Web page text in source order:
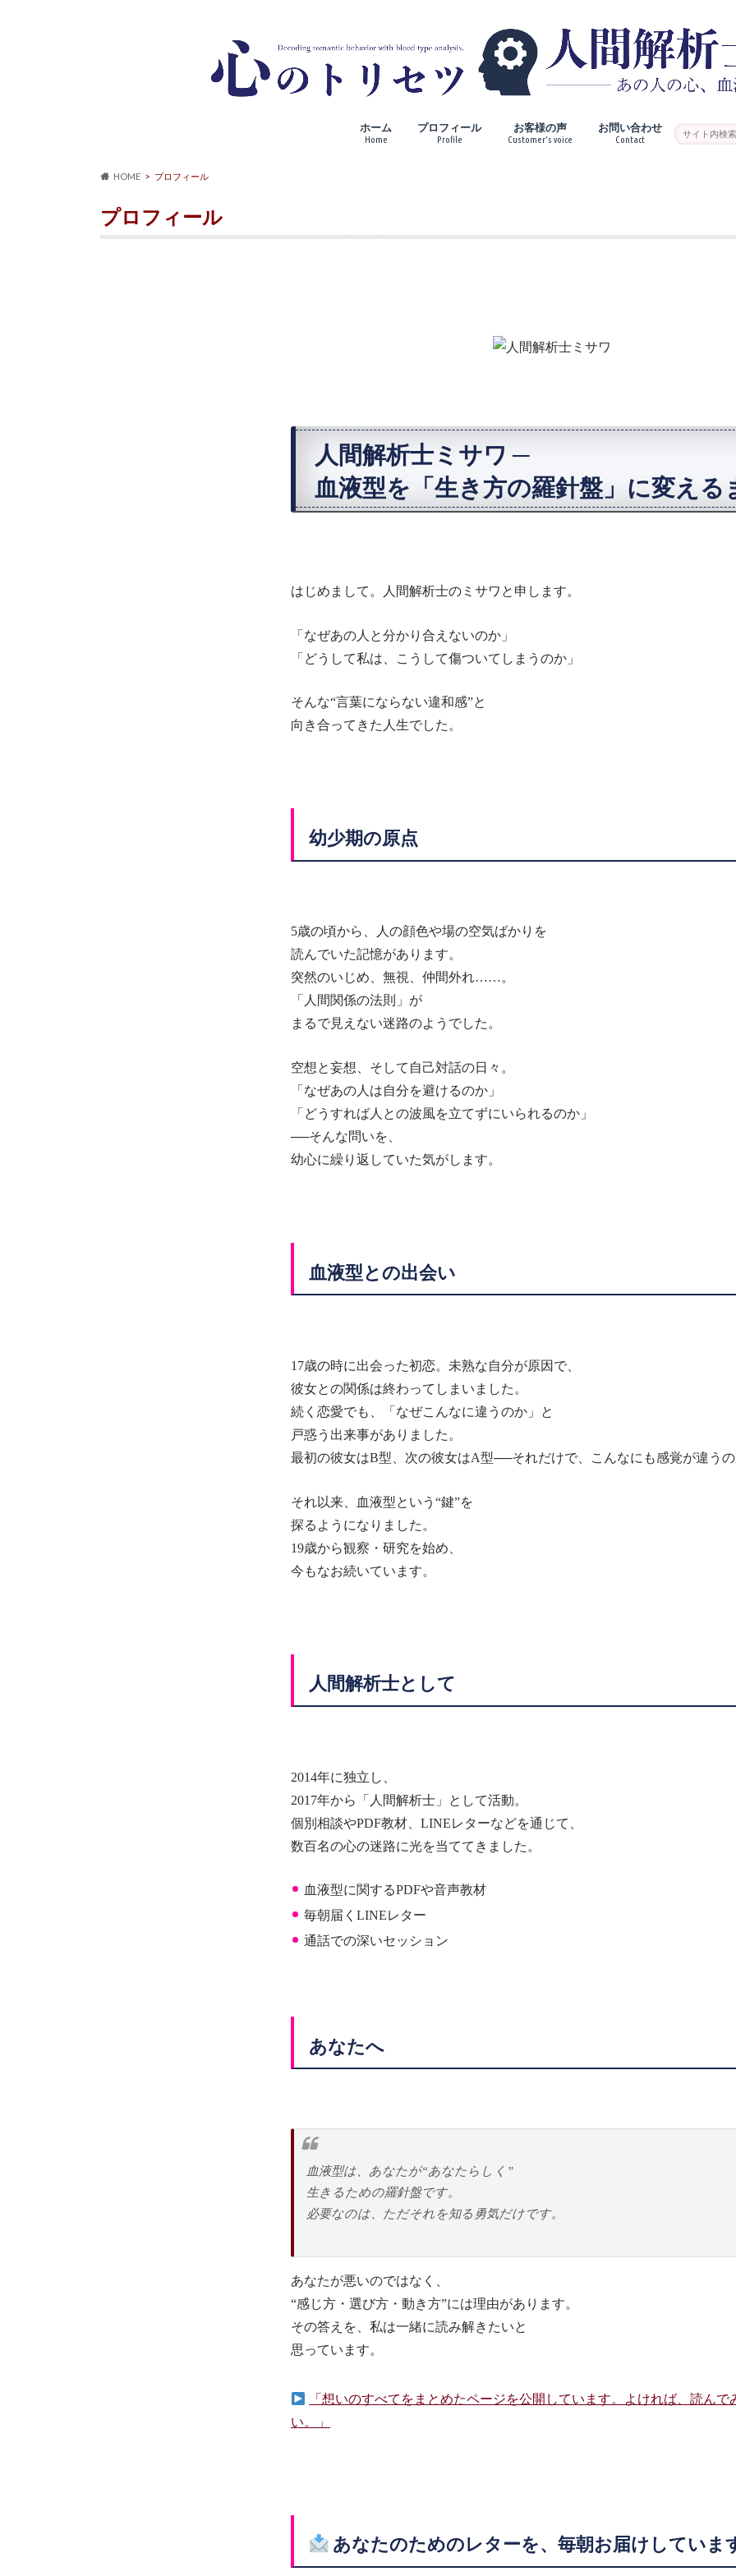
ホーム
Home
プロフィール
Profile
お客様の声
Customer’s voice
お問い合わせ
Contact
HOME プロフィール
プロフィール
人間解析士ミサワ ─
血液型を「生き方の羅針盤」に変える
はじめまして。人間解析士のミサワと申します。
「なぜあの人と分かり合えないのか」
「どうして私は、こうして傷ついてしまうのか」
そんな“言葉にならない違和感”と
向き合ってきた人生でした。
幼少期の原点
5歳の頃から、人の顔色や場の空気ばかりを
読んでいた記憶があります。
突然のいじめ、無視、仲間外れ……。
「人間関係の法則」が
まるで見えない迷路のようでした。
空想と妄想、そして自己対話の日々。
「なぜあの人は自分を避けるのか」
「どうすれば人との波風を立てずにいられるのか」
──そんな問いを、
幼心に繰り返していた気がします。
血液型との出会い
17歳の時に出会った初恋。未熟な自分が原因で、
彼女との関係は終わってしまいました。
続く恋愛でも、「なぜこんなに違うのか」と
戸惑う出来事がありました。
最初の彼女はB型、次の彼女はA型──それだけで、こんなにも感覚が違う
それ以来、血液型という“鍵”を
探るようになりました。
19歳から観察・研究を始め、
今もなお続いています。
人間解析士として
2014年に独立し、
2017年から「人間解析士」として活動。
個別相談やPDF教材、LINEレターなどを通じて、
数百名の心の迷路に光を当ててきました。
血液型に関するPDFや音声教材
毎朝届くLINEレター
通話での深いセッション
あなたへ
血液型は、あなたが“あなたらしく”
生きるための羅針盤です。
必要なのは、ただそれを知る勇気だけです。
あなたが悪いのではなく、
“感じ方・選び方・動き方”には理由があります。
その答えを、私は一緒に読み解きたいと
思っています。
「想いのすべてをまとめたページを公開しています。よければ、読んで
い。」
あなたのためのレターを、毎朝お届けしていま